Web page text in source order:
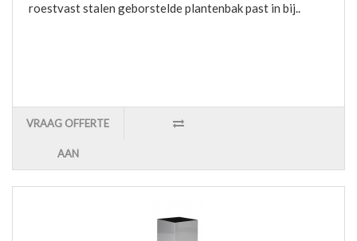
roestvast stalen geborstelde plantenbak past in bij..
VRAAG OFFERTE
AAN